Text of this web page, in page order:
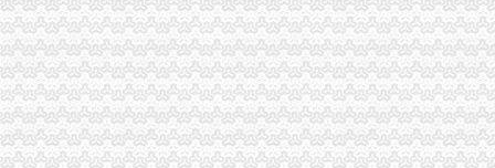
一般纳税人资格查询
四川省一般纳税人资格查询
一般纳税人资格律百科_中顾律网
一般纳税人资格认定的基本规则_东奥会计在线
一般纳税人资格查询
一般纳税人资格认定存在的问题-商务服务-成都商报
什么是一般纳税人？怎么办理一般纳税人资格登记？_搜狐财经_搜狐网